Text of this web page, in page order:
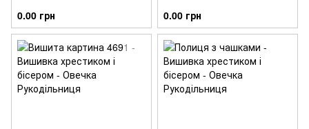
0.00 грн 0.00 грн